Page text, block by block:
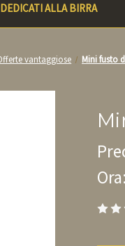
ALLA BIRRA
vantaggiose Mini fusto
Ora: